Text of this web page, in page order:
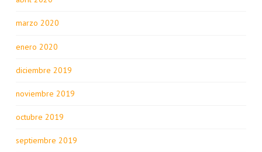
marzo 2020
enero 2020
diciembre 2019
noviembre 2019
octubre 2019
septiembre 2019